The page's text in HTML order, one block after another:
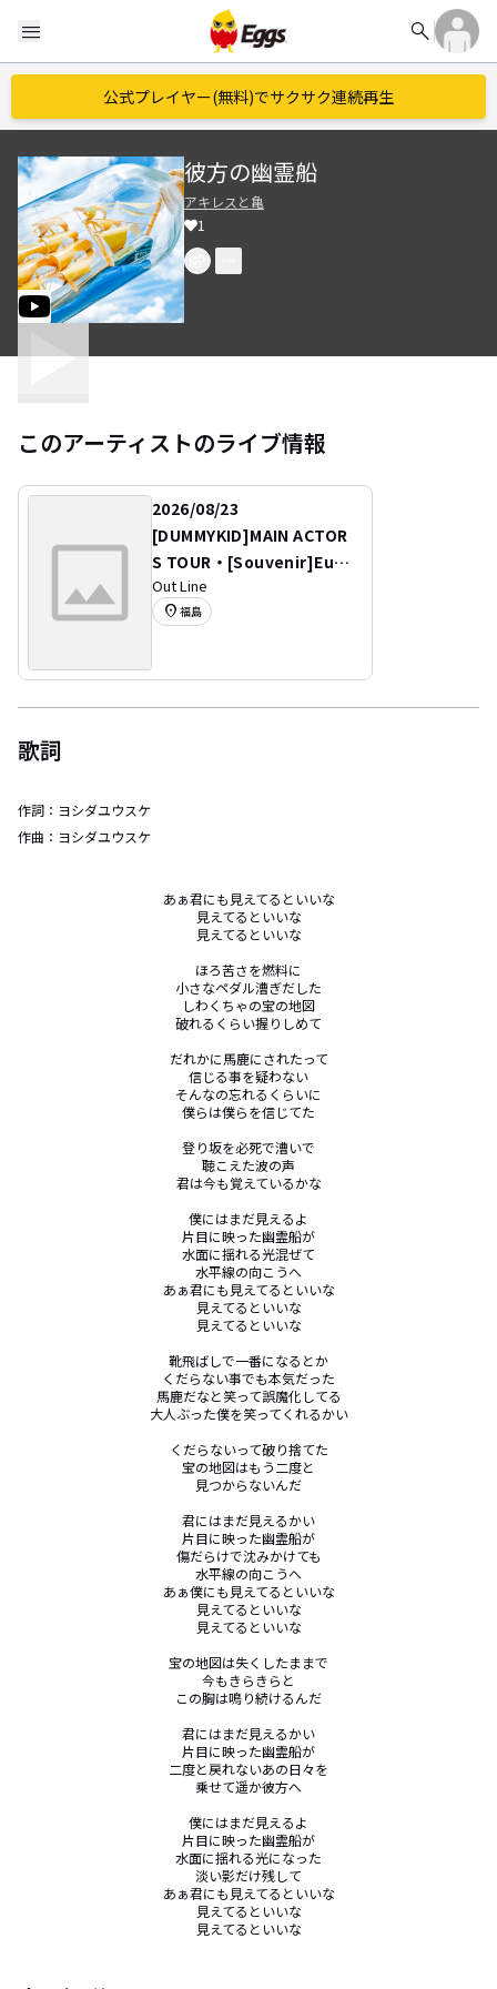
menu search
公式プレイヤー(無料)でサクサク連続再生
彼方の幽霊船
アキレスと亀
1
このアーティストのライブ情報
2026/08/23
[DUMMYKID]MAIN ACTOR
S TOUR・[Souvenir]Euda
imonia Tour ’26
Out Line
location_on 福島
歌詞
作詞： ヨシダユウスケ
作曲： ヨシダユウスケ
あぁ君にも見えてるといいな
見えてるといいな
見えてるといいな
ほろ苦さを燃料に
小さなペダル漕ぎだした
しわくちゃの宝の地図
破れるくらい握りしめて
だれかに馬鹿にされたって
信じる事を疑わない
そんなの忘れるくらいに
僕らは僕らを信じてた
登り坂を必死で漕いで
聴こえた波の声
君は今も覚えているかな
僕にはまだ見えるよ
片目に映った幽霊船が
水面に揺れる光混ぜて
水平線の向こうへ
あぁ君にも見えてるといいな
見えてるといいな
見えてるといいな
靴飛ばしで一番になるとか
くだらない事でも本気だった
馬鹿だなと笑って誤魔化してる
大人ぶった僕を笑ってくれるかい
くだらないって破り捨てた
宝の地図はもう二度と
見つからないんだ
君にはまだ見えるかい
片目に映った幽霊船が
傷だらけで沈みかけても
水平線の向こうへ
あぁ僕にも見えてるといいな
見えてるといいな
見えてるといいな
宝の地図は失くしたままで
今もきらきらと
この胸は鳴り続けるんだ
君にはまだ見えるかい
片目に映った幽霊船が
二度と戻れないあの日々を
乗せて遥か彼方へ
僕にはまだ見えるよ
片目に映った幽霊船が
水面に揺れる光になった
淡い影だけ残して
あぁ君にも見えてるといいな
見えてるといいな
見えてるといいな